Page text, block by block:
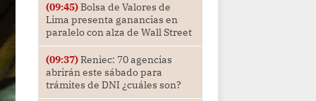
(09:45)Bolsa de Valores de
Lima presenta ganancias en
paralelo con alza de Wall Street
(09:37)Reniec: 70 agencias
abrirán este sábado para
trámites de DNI ¿cuáles son?